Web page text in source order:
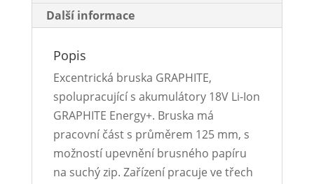
Další informace
Popis
Excentrická bruska GRAPHITE,
spolupracující s akumulátory 18V Li-Ion
GRAPHITE Energy+. Bruska má
pracovní část s průměrem 125 mm, s
možností upevnění brusného papíru
na suchý zip. Zařízení pracuje ve třech